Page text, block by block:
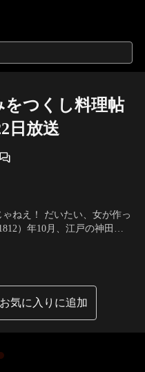
つくし料理帖
日放送
ねえ！ だいたい、女が作っ
）年10月、江戸の神田明
お気に入りに追加